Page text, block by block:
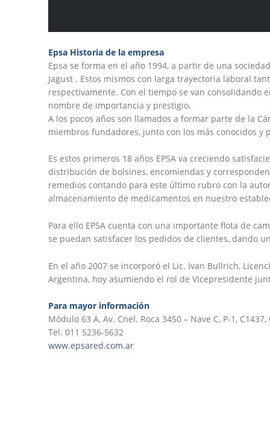
Epsa Historia de la empresa
Epsa se forma en el año 1994, a partir de una
Jagust . Estos mismos con larga trayectoria laboral
respectivamente. Con el tiempo se van
nombre de importancia y prestigio.
A los pocos años son llamados a formar parte de la
miembros fundadores, junto con los más conocidos y
Es estos primeros 18 años EPSA va creciendo
distribución de bolsines, encomiendas y
remedios contando para este último rubro con la
almacenamiento de medicamentos en nuestro
Para ello EPSA cuenta con una importante flota de
se puedan satisfacer los pedidos de clientes, dando
En el año 2007 se incorporó el Lic. Ivan Bullrich,
Argentina, hoy asumiendo el rol de Vicepresidente
Para mayor información
Módulo 63 A, Av. Cnel. Roca 3450 – Nave C, P-1, C1437,
Tel. 011 5236-5632
www.epsared.com.ar